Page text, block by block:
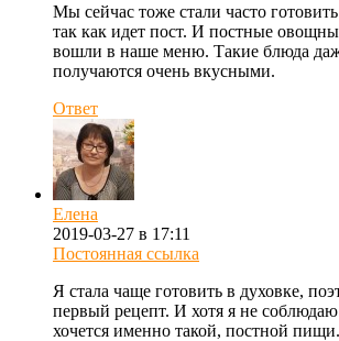
Мы сейчас тоже стали часто
так как идет пост. И постные
вошли в наше меню. Такие блюда
получаются очень вкусными.
Ответ
Елена
2019-03-27 в 17:11
Постоянная ссылка
Я стала чаще готовить в духовке,
первый рецепт. И хотя я не соблюдаю
хочется именно такой, постной пищи.